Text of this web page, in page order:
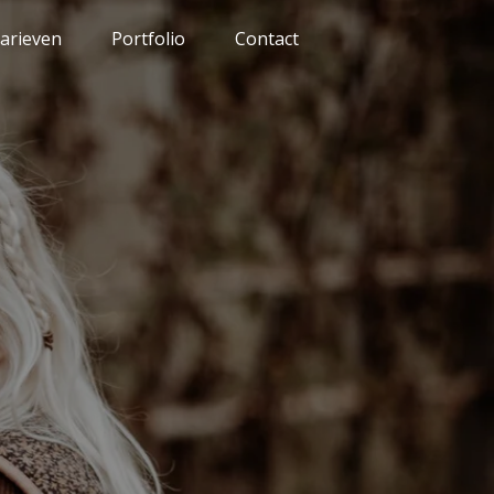
Portfolio Contact